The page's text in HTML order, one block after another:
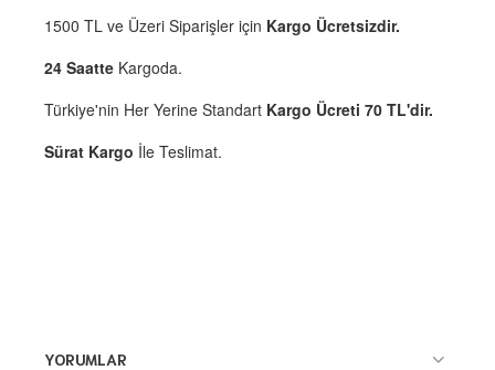
1500 TL ve Üzeri Siparişler için Kargo Ücretsizdir.
24 Saatte Kargoda.
Türkiye'nin Her Yerine Standart Kargo Ücreti 70 TL'dir.
Sürat Kargo İle Teslimat.
YORUMLAR